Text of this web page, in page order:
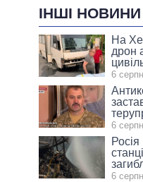
ІНШІ
На
дрон
6
6
6